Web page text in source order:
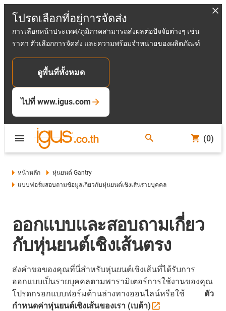
โปรดเลือกที่อยู่การจัดส่ง
การเลือกหน้าประเทศ/ภูมิภาคสามารถส่งผลต่อปัจจัยต่างๆ เช่น
ราคา ตัวเลือกการจัดส่ง และความพร้อมจำหน่ายของผลิตภัณฑ์
ดูพื้นที่ทั้งหมด
ไปที่ www.igus.com
(0)
หน้าหลัก
หุ่นยนต์ Gantry
แบบฟอร์มสอบถามข้อมูลเกี่ยวกับหุ่นยนต์เชิงเส้นรายบุคคล
ออกแบบและสอบถามเกี่ยว
กับหุ่นยนต์เชิงเส้นตรง
ส่งคำขอของคุณที่นี่สำหรับหุ่นยนต์เชิงเส้นที่ได้รับการ
ออกแบบเป็นรายบุคคลตามพารามิเตอร์การใช้งานของคุณ
โปรดกรอกแบบฟอร์มด้านล่างทางออนไลน์หรือใช้
ตัว
กำหนดค่าหุ่นยนต์เชิงเส้นของเรา (เบต้า)